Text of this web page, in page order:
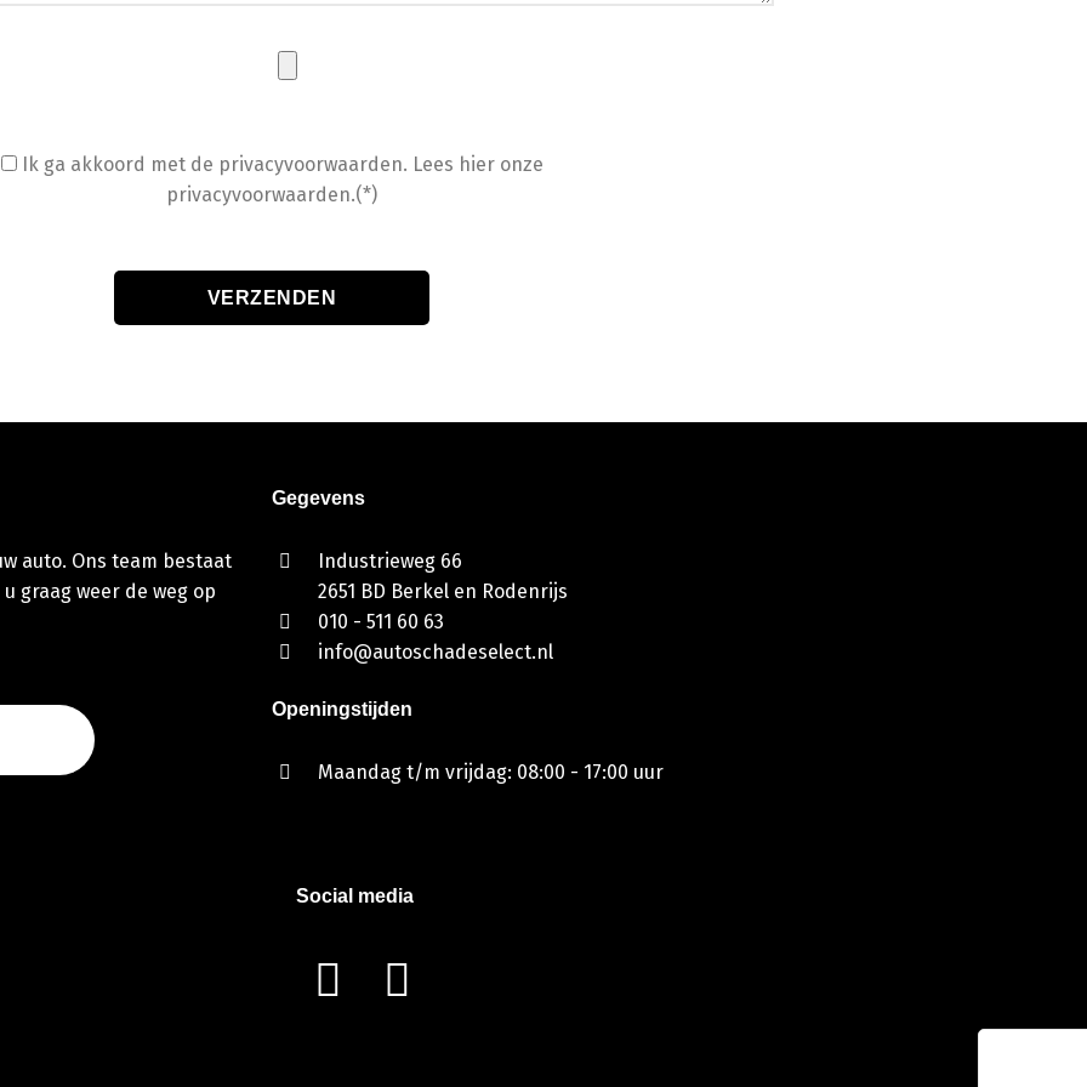
Ik ga akkoord met de privacyvoorwaarden. Lees hier onze
privacyvoorwaarden.(*)
auto. Ons team bestaat
graag weer de weg op
Gegevens
Industrieweg 66
2651 BD Berkel en Rodenrijs
010 - 511 60 63
info@autoschadeselect.nl
Openingstijden
Maandag t/m vrijdag: 08:00 - 17:00 uur
Social media